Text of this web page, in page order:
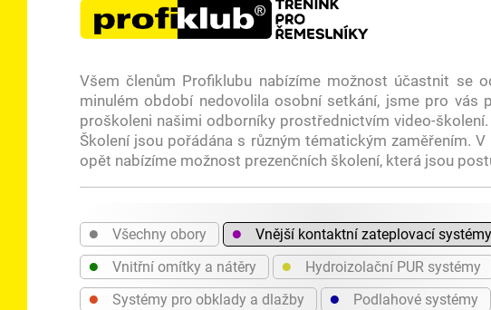
Všem členům Profiklubu nabízíme možnost účastnit se
minulém období nedovolila osobní setkání, jsme pro vás
proškoleni našimi odborníky prostřednictvím video-
Školení jsou pořádána s různým tématickým zaměřením.
opět nabízíme možnost prezenčních školení, která jsou
● Všechny obory ● Vnější kontaktní zateplovací
● Vnitřní omítky a nátěry ● Hydroizolační PUR systémy
● Systémy pro obklady a dlažby ● Podlahové systémy